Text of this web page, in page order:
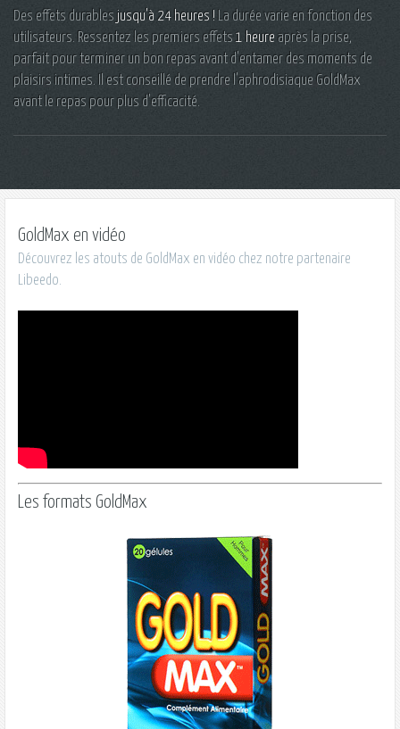
Des effets durables jusqu'à 24 heures ! La durée varie en fonction des
utilisateurs. Ressentez les premiers effets 1 heure après la prise,
parfait pour terminer un bon repas avant d'entamer des moments de
plaisirs intimes. Il est conseillé de prendre l'aphrodisiaque GoldMax
avant le repas pour plus d'efficacité.
GoldMax en vidéo
Découvrez les atouts de GoldMax en vidéo chez notre partenaire
Libeedo.
Les formats GoldMax